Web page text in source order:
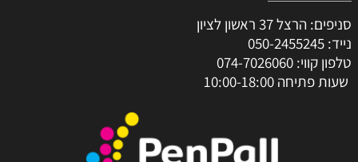
סניפים: הרצל 37 ראשון לציון
נייד: 050-2455245
טלפון קווי: 074-7026060
שעות פתיחה 10:00-18:00